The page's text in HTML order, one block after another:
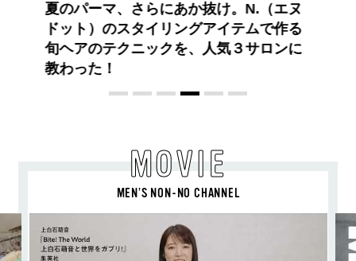
ロエベの新しい世界へようこそ。大胆な
コントラストとレイヤードの先に。装う
喜び、明るいスピリット
MOVIE
MEN’S NON-NO CHANNEL